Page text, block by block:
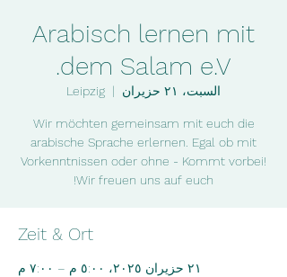
Arabisch lernen mit
dem Salam e.V.
السبت، ٢١ حزيران
  |
Leipzig
Wir möchten gemeinsam mit euch die
arabische Sprache erlernen. Egal ob mit
Vorkenntnissen oder ohne - Kommt vorbei!
Wir freuen uns auf euch!
Zeit & Ort
٢١ حزيران ٢٠٢٥، ٥:٠٠ م – ٧:٠٠ م